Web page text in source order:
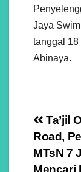
Jaya
tanggal 18
Abinaya.
pos
Ta’jil
Road,
MTsN 7
Mencari